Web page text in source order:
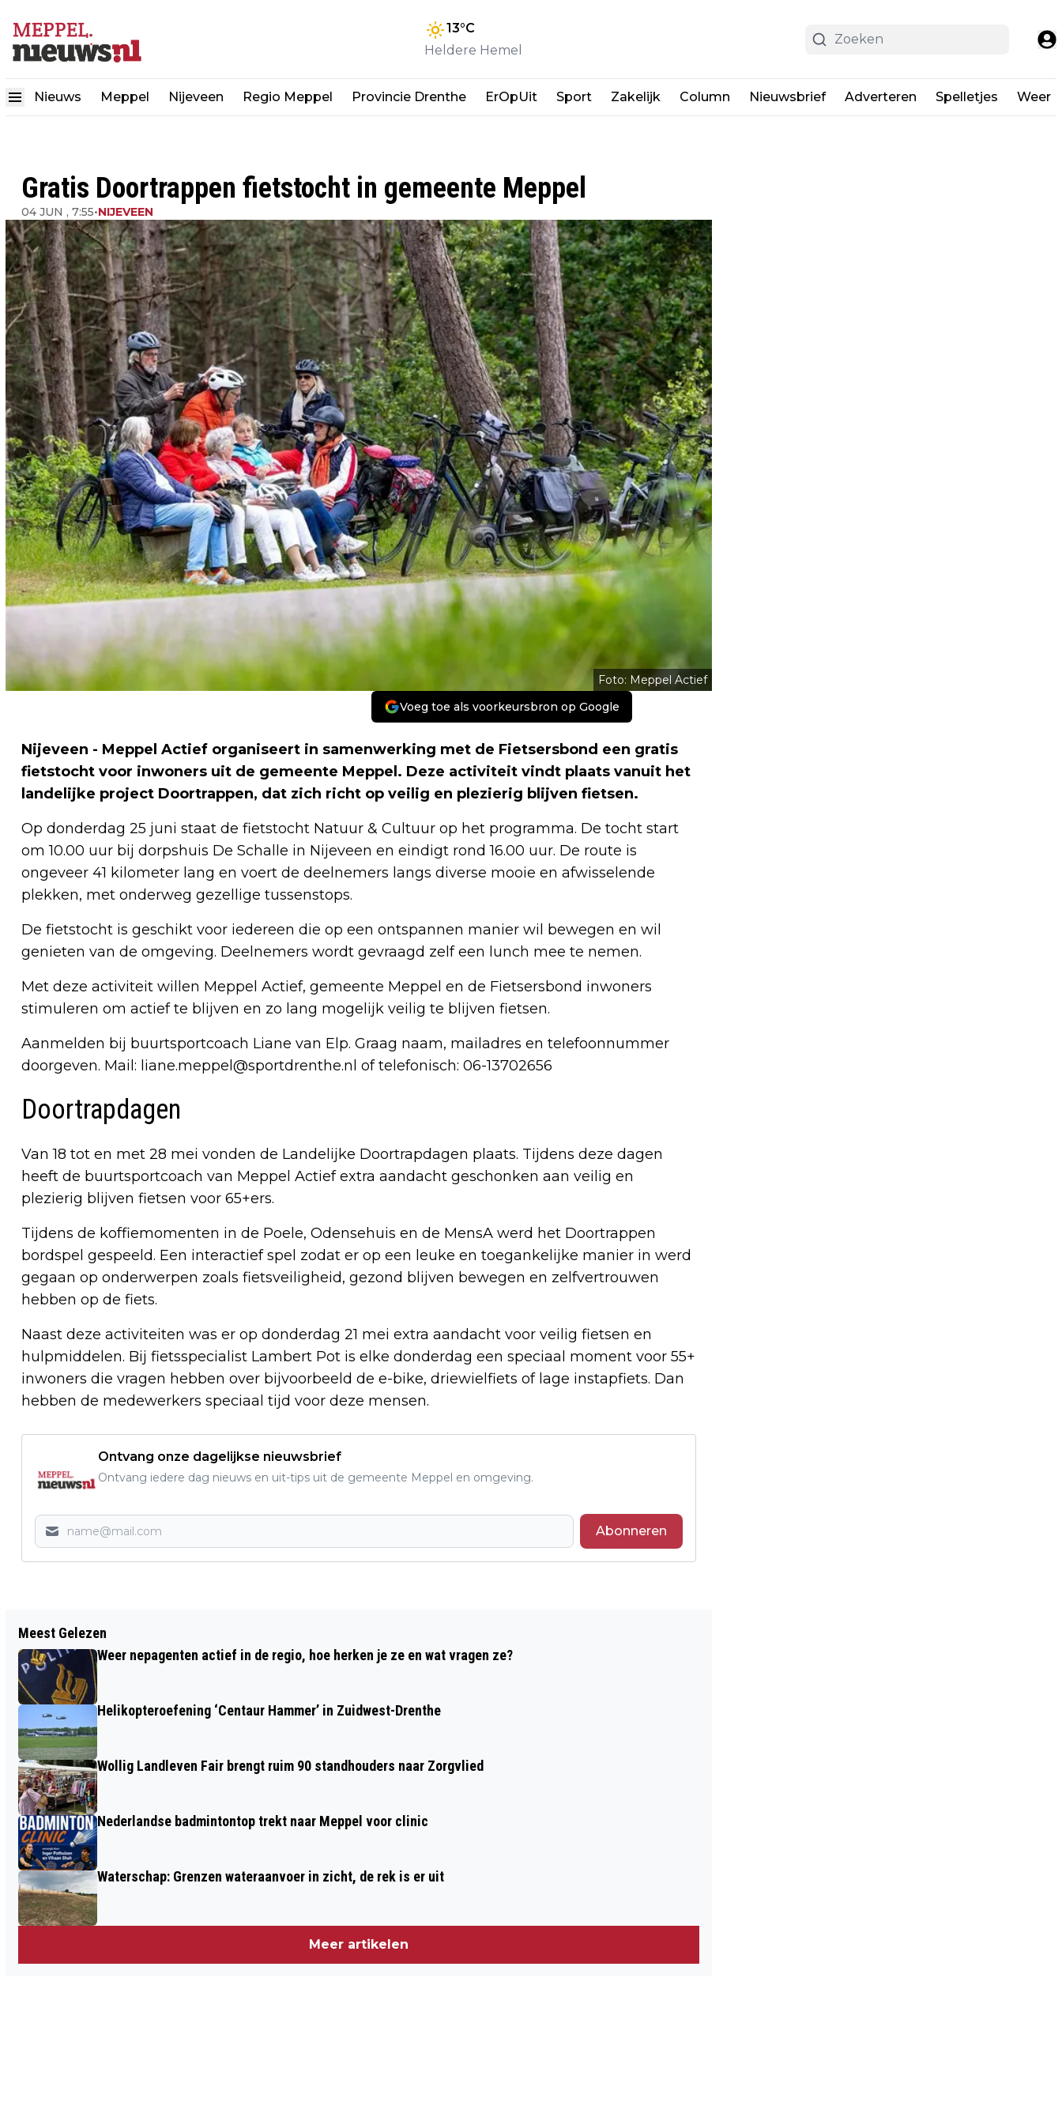
13°C
Heldere Hemel
Nieuws Meppel Nijeveen Regio Meppel Provincie Drenthe ErOpUit Sport Zakelijk Column Nieuwsbrief Adverteren Spelletjes Weer
Gratis Doortrappen fietstocht in gemeente Meppel
04 JUN , 7:55•NIJEVEEN
Foto: Meppel Actief
Voeg toe als voorkeursbron op Google
Nijeveen - Meppel Actief organiseert in samenwerking met de Fietsersbond een gratis
fietstocht voor inwoners uit de gemeente Meppel. Deze activiteit vindt plaats vanuit het
landelijke project Doortrappen, dat zich richt op veilig en plezierig blijven fietsen.
Op donderdag 25 juni staat de fietstocht Natuur & Cultuur op het programma. De tocht start
om 10.00 uur bij dorpshuis De Schalle in Nijeveen en eindigt rond 16.00 uur. De route is
ongeveer 41 kilometer lang en voert de deelnemers langs diverse mooie en afwisselende
plekken, met onderweg gezellige tussenstops.
De fietstocht is geschikt voor iedereen die op een ontspannen manier wil bewegen en wil
genieten van de omgeving. Deelnemers wordt gevraagd zelf een lunch mee te nemen.
Met deze activiteit willen Meppel Actief, gemeente Meppel en de Fietsersbond inwoners
stimuleren om actief te blijven en zo lang mogelijk veilig te blijven fietsen.
Aanmelden bij buurtsportcoach Liane van Elp. Graag naam, mailadres en telefoonnummer
doorgeven. Mail: liane.meppel@sportdrenthe.nl of telefonisch: 06-13702656
Doortrapdagen
Van 18 tot en met 28 mei vonden de Landelijke Doortrapdagen plaats. Tijdens deze dagen
heeft de buurtsportcoach van Meppel Actief extra aandacht geschonken aan veilig en
plezierig blijven fietsen voor 65+ers.
Tijdens de koffiemomenten in de Poele, Odensehuis en de MensA werd het Doortrappen
bordspel gespeeld. Een interactief spel zodat er op een leuke en toegankelijke manier in werd
gegaan op onderwerpen zoals fietsveiligheid, gezond blijven bewegen en zelfvertrouwen
hebben op de fiets.
Naast deze activiteiten was er op donderdag 21 mei extra aandacht voor veilig fietsen en
hulpmiddelen. Bij fietsspecialist Lambert Pot is elke donderdag een speciaal moment voor 55+
inwoners die vragen hebben over bijvoorbeeld de e-bike, driewielfiets of lage instapfiets. Dan
hebben de medewerkers speciaal tijd voor deze mensen.
Ontvang onze dagelijkse nieuwsbrief
Ontvang iedere dag nieuws en uit-tips uit de gemeente Meppel en omgeving.
Abonneren
MUZIEK ROND DE BALTISCHE ZEE UIT DE
19E EN 20E EEUW IN KERK
BLIJDENSTEIN
KINDERBURGEMEESTER VAN MEPPEL
Meest Gelezen
Weer nepagenten actief in de regio, hoe herken je ze en wat vragen ze?
Helikopteroefening ‘Centaur Hammer’ in Zuidwest-Drenthe
Wollig Landleven Fair brengt ruim 90 standhouders naar Zorgvlied
Nederlandse badmintontop trekt naar Meppel voor clinic
Waterschap: Grenzen wateraanvoer in zicht, de rek is er uit
Meer artikelen